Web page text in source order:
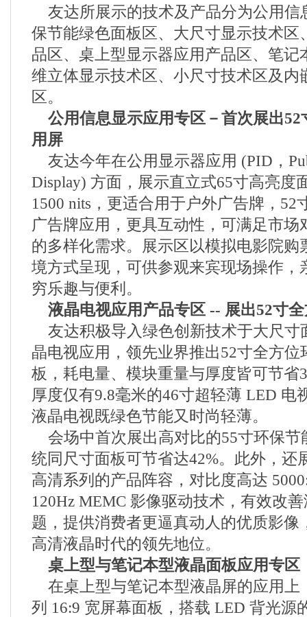
友达所展示的技术及产品分为公用信
保节能绿色面板区、大尺寸显示技术区
品区、桌上型显示器应用产品区、笔记
维立体显示技术区、小尺寸技术区及内
区。
公用信息显示应用专区－首次展出
用屏
友达今年在公用显示器应用 (PID，
Display) 方面，展示直立式65寸高亮度
1500 nits，更适合用于户外广告牌，52
广告牌应用，更具互动性，可满足市场
的多样化需求。展示区以模拟电影院购
境方式呈现，可供参观来宾现场操作，
穷乐趣与便利。
液晶电视应用产品专区 -- 展出52寸
友达积极导入绿色创新技术于大尺寸
晶电视应用，领先业界推出52寸全方位
板，耗电量、模块重量与厚度皆可节省
厚度仅有9.8毫米的46寸超轻薄 LED 电
液晶电视既绿色节能又时尚轻薄。
会场中首次展出高对比的55寸环保节
统同尺寸面板可节省达42%。此外，还
高清系列的产品阵容，对比度高达
120Hz MEMC 影像驱动技术，有效改
题，提供消费者更逼真动人的优质影像
高清液晶时代的领先地位。
桌上型与笔记本型液晶面板应用专区
在桌上型与笔记本型液晶屏的应用上
列 16:9 宽屏幕面板，搭载 LED 背光源